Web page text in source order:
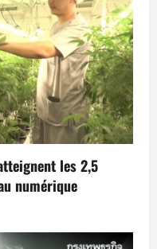
les 2,5
numérique